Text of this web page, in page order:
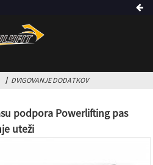
DVIGOVANJE DODATKOV
podpora Powerlifting pas
uteži